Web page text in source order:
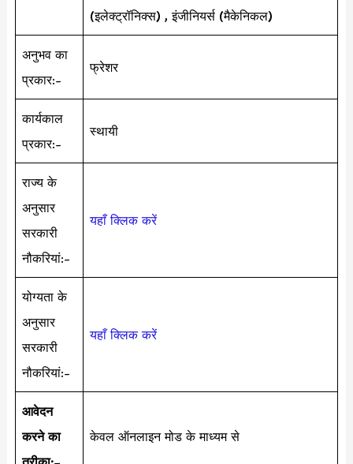
(इलेक्ट्रॉनिक्स) , इंजीनियर्स (मैकेनिकल)
अनुभव का
प्रकार:-
फ्रेशर
कार्यकाल
प्रकार:-
स्थायी
राज्य के
अनुसार
सरकारी
नौकरियां:-
यहाँ क्लिक करें
योग्यता के
अनुसार
सरकारी
नौकरियां:-
यहाँ क्लिक करें
आवेदन
करने का
केवल ऑनलाइन मोड के माध्यम से